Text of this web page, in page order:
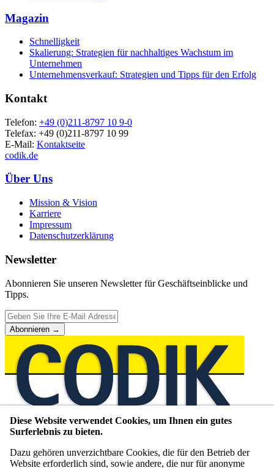
Diese Website verwendet Cookies, um Ihnen ein gutes
Surferlebnis zu bieten.
Dazu gehören unverzichtbare Cookies, die für den Betrieb der
Website erforderlich sind, sowie andere, die nur für anonyme
Magazin
Schnelligkeit
Skalierung: Strategien für nachhaltiges Wachstum im
Unternehmen
Unternehmensverkauf: Strategien und Tipps für den Erfolg
Kontakt
Telefon: +49 (0)211-8797 10 9-0
Telefax: +49 (0)211-8797 10 99
E-Mail: Kontaktseite
codik.de
Über Uns
Mission & Vision
Karriere
Impressum
Datenschutzerklärung
Newsletter
Abonnieren Sie unseren Newsletter für Geschäftseinblicke und
Tipps.
Abonnieren →
Unternehmensberatung seit 1980
WIR VERMITTELN,